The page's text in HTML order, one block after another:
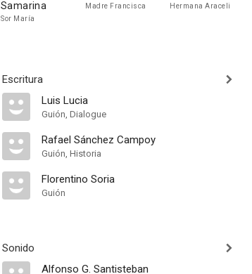
Samarina
Sor María
Madre Francisca Hermana Araceli
Escritura
Luis Lucia
Guión, Dialogue
Rafael Sánchez Campoy
Guión, Historia
Florentino Soria
Guión
Sonido
Alfonso G. Santisteban